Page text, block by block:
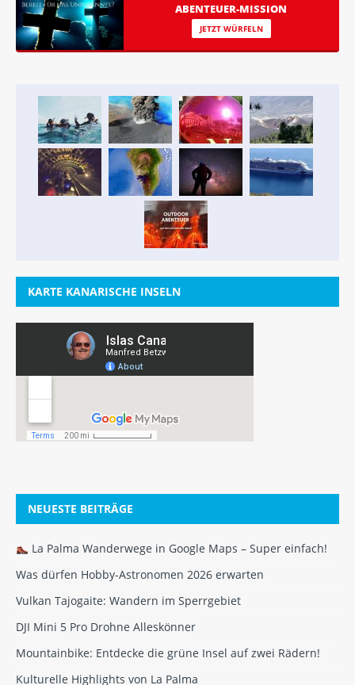
ABENTEUER-MISSION
JETZT WÜRFELN
KARTE KANARISCHE INSELN
NEUESTE BEITRÄGE
La Palma Wanderwege in Google Maps – Super einfach!
Was dürfen Hobby-Astronomen 2026 erwarten
Vulkan Tajogaite: Wandern im Sperrgebiet
DJI Mini 5 Pro Drohne Alleskönner
Mountainbike: Entdecke die grüne Insel auf zwei Rädern!
Kulturelle Highlights von La Palma